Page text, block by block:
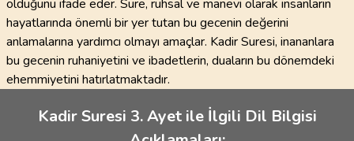
olduğunu ifade eder. Sure, ruhsal ve manevi olarak insanların
hayatlarında önemli bir yer tutan bu gecenin değerini
anlamalarına yardımcı olmayı amaçlar. Kadir Suresi, inananlara
bu gecenin ruhaniyetini ve ibadetlerin, duaların bu dönemdeki
ehemmiyetini hatırlatmaktadır.
Kadir Suresi 3. Ayet ile İlgili Dil Bilgisi